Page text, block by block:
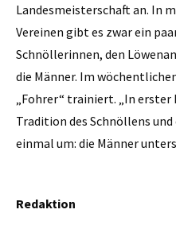
Landesmeisterschaft an. In
Vereinen gibt es zwar ein
Schnöllerinnen, den
die Männer. Im
„Fohrer“ trainiert. „In
Tradition des Schnöllens
einmal um: die Männer
Redaktion